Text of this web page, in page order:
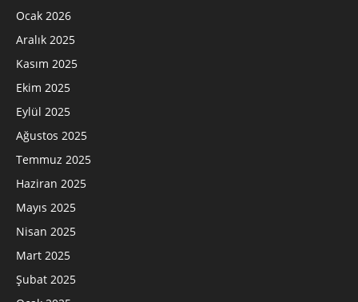
Ocak 2026
Aralık 2025
Kasım 2025
Ekim 2025
Eylül 2025
Ağustos 2025
Temmuz 2025
Haziran 2025
Mayıs 2025
Nisan 2025
Mart 2025
Şubat 2025